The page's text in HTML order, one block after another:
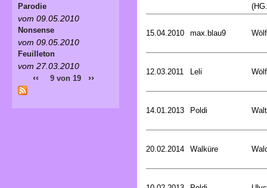
15.04.2010 max.blau9
12.03.2011 Leli
14.01.2013 Poldi
20.02.2014 Walküre
Parodie
vom 09.05.2010
Nonsense
vom 09.05.2010
Feuilleton
vom 27.03.2010
‹‹ 9 von 19 ››